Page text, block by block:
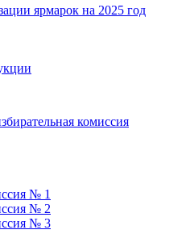
ярмарок на 2025 год
комиссия
№ 1
№ 2
№ 3